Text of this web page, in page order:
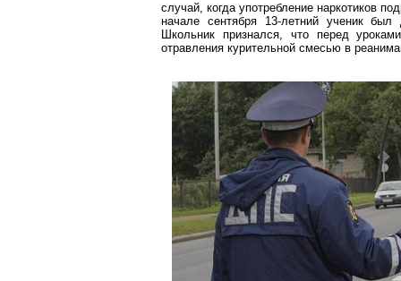
случай, когда употребление наркотиков
начале сентября 13-летний ученик
Школьник признался, что перед
отравления курительной смесью в